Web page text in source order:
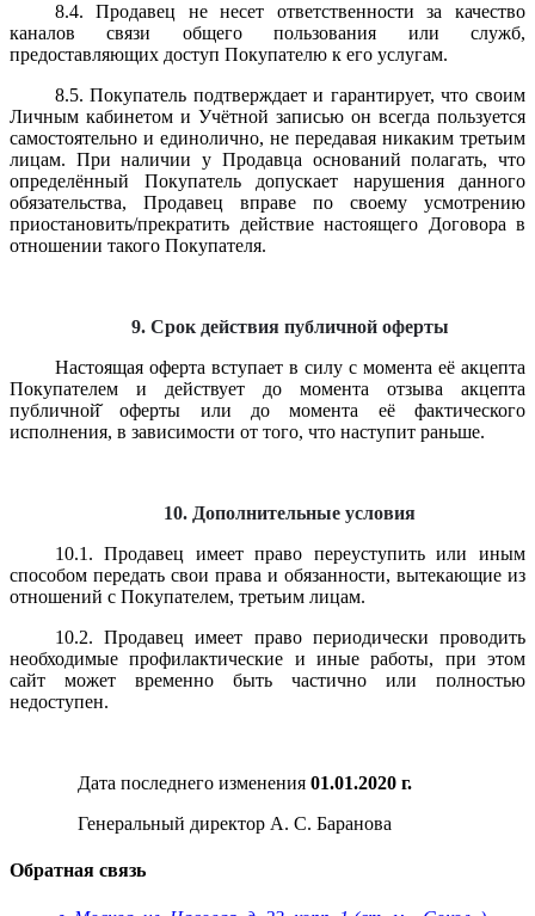
8.4. Продавец не несет ответственности за качество
каналов связи общего пользования или служб,
предоставляющих доступ Покупателю к его услугам.
8.5. Покупатель подтверждает и гарантирует, что своим
Личным кабинетом и Учётной записью он всегда пользуется
самостоятельно и единолично, не передавая никаким третьим
лицам. При наличии у Продавца оснований полагать, что
определённый Покупатель допускает нарушения данного
обязательства, Продавец вправе по своему усмотрению
приостановить/прекратить действие настоящего Договора в
отношении такого Покупателя.
9. Срок действия публичной оферты
Настоящая оферта вступает в силу с момента её акцепта
Покупателем и действует до момента отзыва акцепта
публичной̆ оферты или до момента её фактического
исполнения, в зависимости от того, что наступит раньше.
10. Дополнительные условия
10.1. Продавец имеет право переуступить или иным
способом передать свои права и обязанности, вытекающие из
отношений с Покупателем, третьим лицам.
10.2. Продавец имеет право периодически проводить
необходимые профилактические и иные работы, при этом
сайт может временно быть частично или полностью
недоступен.
Дата последнего изменения 01.01.2020 г.
Генеральный директор А. С. Баранова
Обратная связь